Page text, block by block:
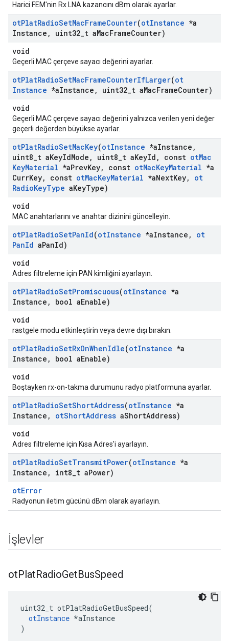
Harici FEM'nin Rx LNA kazancını dBm olarak ayarlar.
otPlatRadioSetMacFrameCounter(otInstance *a
Instance , uint32 t aMacFrameCounter)
void
Geçerli MAC çerçeve sayacı değerini ayarlar.
otPlatRadioSetMacFrameCounterIfLarger(ot
Instance *aInstance , uint32 t aMacFrameCounter)
void
Geçerli MAC çerçeve sayacı değerini yalnızca verilen yeni değer
geçerli değerden büyükse ayarlar.
otPlatRadioSetMacKey(otInstance *aInstance ,
uint8 t aKeyIdMode , uint8 t aKeyId , const otMac
KeyMaterial *aPrevKey, const otMacKeyMaterial *a
CurrKey, const otMacKeyMaterial *aNextKey,
ot
RadioKeyType aKeyType)
void
MAC anahtarlarını ve anahtar dizinini güncelleyin.
otPlatRadioSetPanId(otInstance *aInstance ,
ot
PanId aPanId)
void
Adres filtreleme için PAN kimliğini ayarlayın.
otPlatRadioSetPromiscuous(otInstance *a
Instance , bool aEnable)
void
rastgele modu etkinleştirin veya devre dışı bırakın.
otPlatRadioSetRxOnWhenIdle(otInstance *a
Instance , bool aEnable)
void
Boştayken rx-on-takma durumunu radyo platformuna ayarlar.
otPlatRadioSetShortAddress(otInstance *a
Instance , otShortAddress aShortAddress)
void
Adres filtreleme için Kısa Adres'i ayarlayın.
otPlatRadioSetTransmitPower(otInstance *a
Instance , int8 t aPower)
otError
Radyonun iletim gücünü dBm olarak ayarlayın.
İşlevler
otPlatRadioGetBusSpeed
uint32_t otPlatRadioGetBusSpeed(
otInstance *aInstance
)